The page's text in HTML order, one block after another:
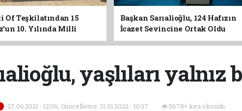
Of Teşkilatından 15
10. Yılında Milli
Başkan Sarıalioğlu, 124 Hafızın
İcazet Sevincine Ortak Oldu
yaşlıları yalnız
27.06.2021 - 12:06, Güncelleme: 31.01.2022 - 10:37 5678+ kez okundu.